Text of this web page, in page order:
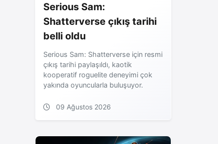
Serious Sam:
Shatterverse çıkış tarihi
belli oldu
Serious Sam: Shatterverse için resmi
çıkış tarihi paylaşıldı, kaotik
kooperatif roguelite deneyimi çok
yakında oyuncularla buluşuyor.
09 Ağustos 2026